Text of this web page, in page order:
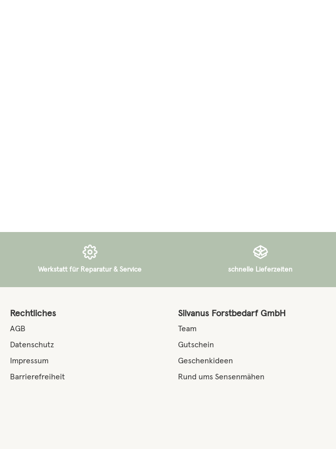
Werkstatt für Reparatur & Service schnelle Lieferzeiten
Rechtliches
AGB
Datenschutz
Impressum
Barrierefreiheit
Silvanus Forstbedarf GmbH
Team
Gutschein
Geschenkideen
Rund ums Sensenmähen